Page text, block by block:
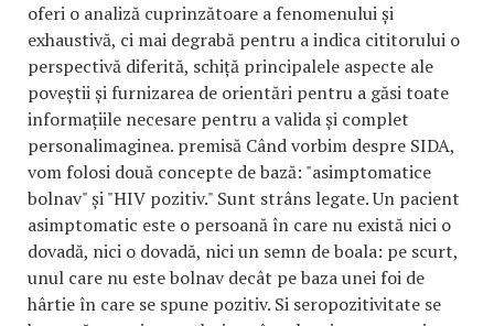
oferi o analiză cuprinzătoare a fenomenului și
exhaustivă, ci mai degrabă pentru a indica cititorului o
perspectivă diferită, schiță principalele aspecte ale
poveștii și furnizarea de orientări pentru a găsi toate
informațiile necesare pentru a valida și complet
personalimaginea. premisă Când vorbim despre SIDA,
vom folosi două concepte de bază: "asimptomatice
bolnav" și "HIV pozitiv." Sunt strâns legate. Un pacient
asimptomatic este o persoană în care nu există nici o
dovadă, nici o dovadă, nici un semn de boala: pe scurt,
unul care nu este bolnav decât pe baza unei foi de
hârtie în care se spune pozitiv. Si seropozitivitate se